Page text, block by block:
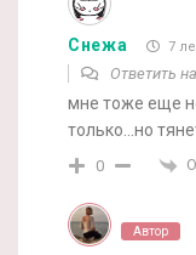
Снежа 7
Ответить на
мне тоже еще
только…но
0
Автор